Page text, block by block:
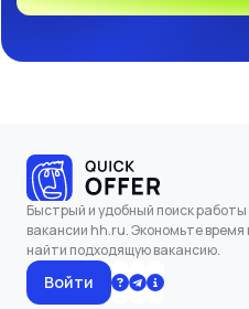
Быстрый и удобный поиск
вакансии hh.ru. Экономьте
найти подходящую вакансию.
Войти